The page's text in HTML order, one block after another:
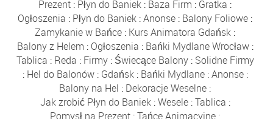
Prezent : Płyn do Baniek : Baza Firm : Gratka :
Ogłoszenia : Płyn do Baniek :Anonse : Balony Foliowe :
Zamykanie w Bańce : Kurs Animatora Gdańsk :
Balony z Helem : Ogłoszenia : Bańki Mydlane Wrocław:
Tablica : Reda : Firmy: Świecące Balony: Solidne Firmy
: Hel do Balonów: Gdańsk: Bańki Mydlane:Anonse:
Balony na Hel : Dekoracje Weselne :
Jak zrobić Płyn do Baniek:Wesele:Tablica :
Pomysł na Prezent :Tańce Animacyjne :